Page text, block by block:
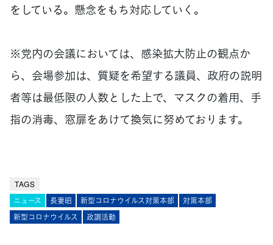
をしている。懸念をもち対応していく。
※党内の会議においては、感染拡大防止の観点か
ら、会場参加は、質疑を希望する議員、政府の説明
者等は最低限の人数とした上で、マスクの着用、手
指の消毒、窓扉をあけて換気に努めております。
TAGS
ニュース 長妻昭 新型コロナウイルス対策本部
対策本部
新型コロナウイルス
政調活動